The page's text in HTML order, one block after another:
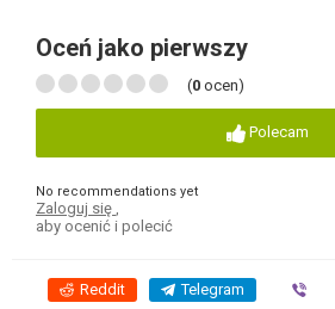
Oceń jako pierwszy
(0 ocen)
Polecam
No recommendations yet
Zaloguj się
aby ocenić i polecić
Reddit Telegram